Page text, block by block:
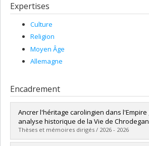
Expertises
Culture
Religion
Moyen Âge
Allemagne
Encadrement
Ancrer l'héritage carolingien dans l'Empire
analyse historique de la Vie de
Thèses et mémoires dirigés / 2026 - 2026